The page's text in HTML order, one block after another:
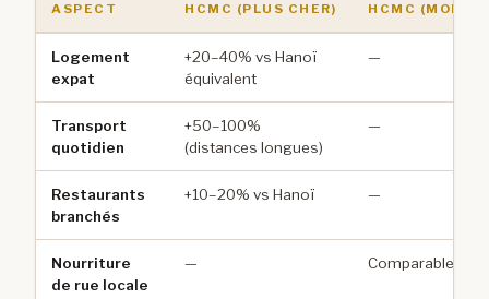
ASPECT HCMC (PLUS CHER) HCMC (MOINS
Logement
expat
+20–40% vs Hanoï
équivalent
—
Transport
quotidien
+50–100%
(distances longues)
—
Restaurants
branchés
+10–20% vs Hanoï —
Nourriture
de rue locale
— Comparable ou